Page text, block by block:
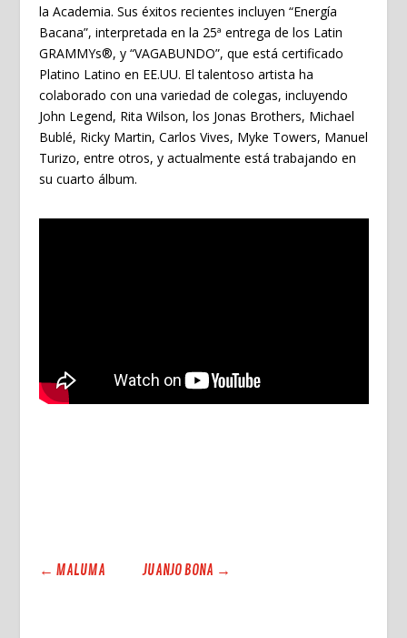
la Academia. Sus éxitos recientes incluyen “Energía
Bacana”, interpretada en la 25ª entrega de los Latin
GRAMMYs®, y “VAGABUNDO”, que está certificado
Platino Latino en EE.UU. El talentoso artista ha
colaborado con una variedad de colegas, incluyendo
John Legend, Rita Wilson, los Jonas Brothers, Michael
Bublé, Ricky Martin, Carlos Vives, Myke Towers, Manuel
Turizo, entre otros, y actualmente está trabajando en
su cuarto álbum.
← MALUMA JUANJO BONA →